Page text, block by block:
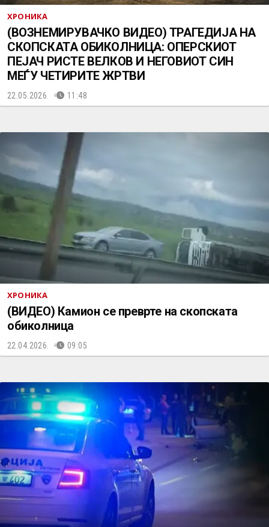
ХРОНИКА
(ВОЗНЕМИРУВАЧКО ВИДЕО) ТРАГЕДИЈА НА
СКОПСКАТА ОБИКОЛНИЦА: ОПЕРСКИОТ
ПЕЈАЧ РИСТЕ ВЕЛКОВ И НЕГОВИОТ СИН
МЕЃУ ЧЕТИРИТЕ ЖРТВИ
22.05.2026. 11:48
ХРОНИКА
(ВИДЕО) Камион се преврте на скопската
обиколница
22.04.2026. 09:05